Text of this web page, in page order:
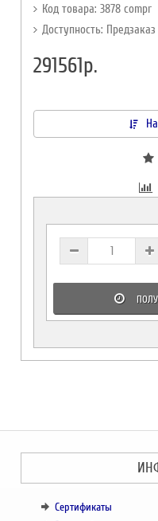
Код товара: 3878 compr
Доступность: Предзаказ
291561р.
Сертификаты